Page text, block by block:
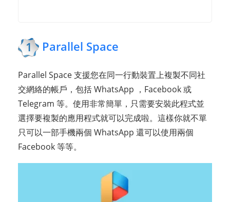
1 Parallel Space
Parallel Space 支援您在同一行動裝置上複製不同社
交網絡的帳戶，包括 WhatsApp ，Facebook 或
Telegram 等。使用非常簡單，只需要安裝此程式並
選擇要複製的應用程式就可以完成啦。這樣你就不單
只可以一部手機兩個 WhatsApp 還可以使用兩個
Facebook 等等。